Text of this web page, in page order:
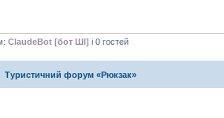
ClaudeBot [бот ШІ] і 0 гостей
Туристичний форум «Рюкзак»